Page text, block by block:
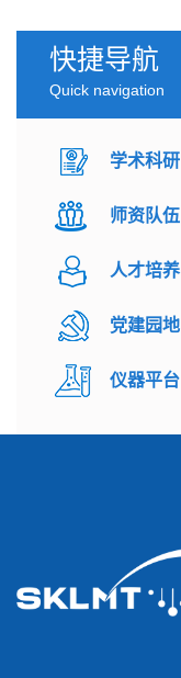
快捷导航
Quick navigation
学术科研
师资队伍
人才培养
党建园地
仪器平台